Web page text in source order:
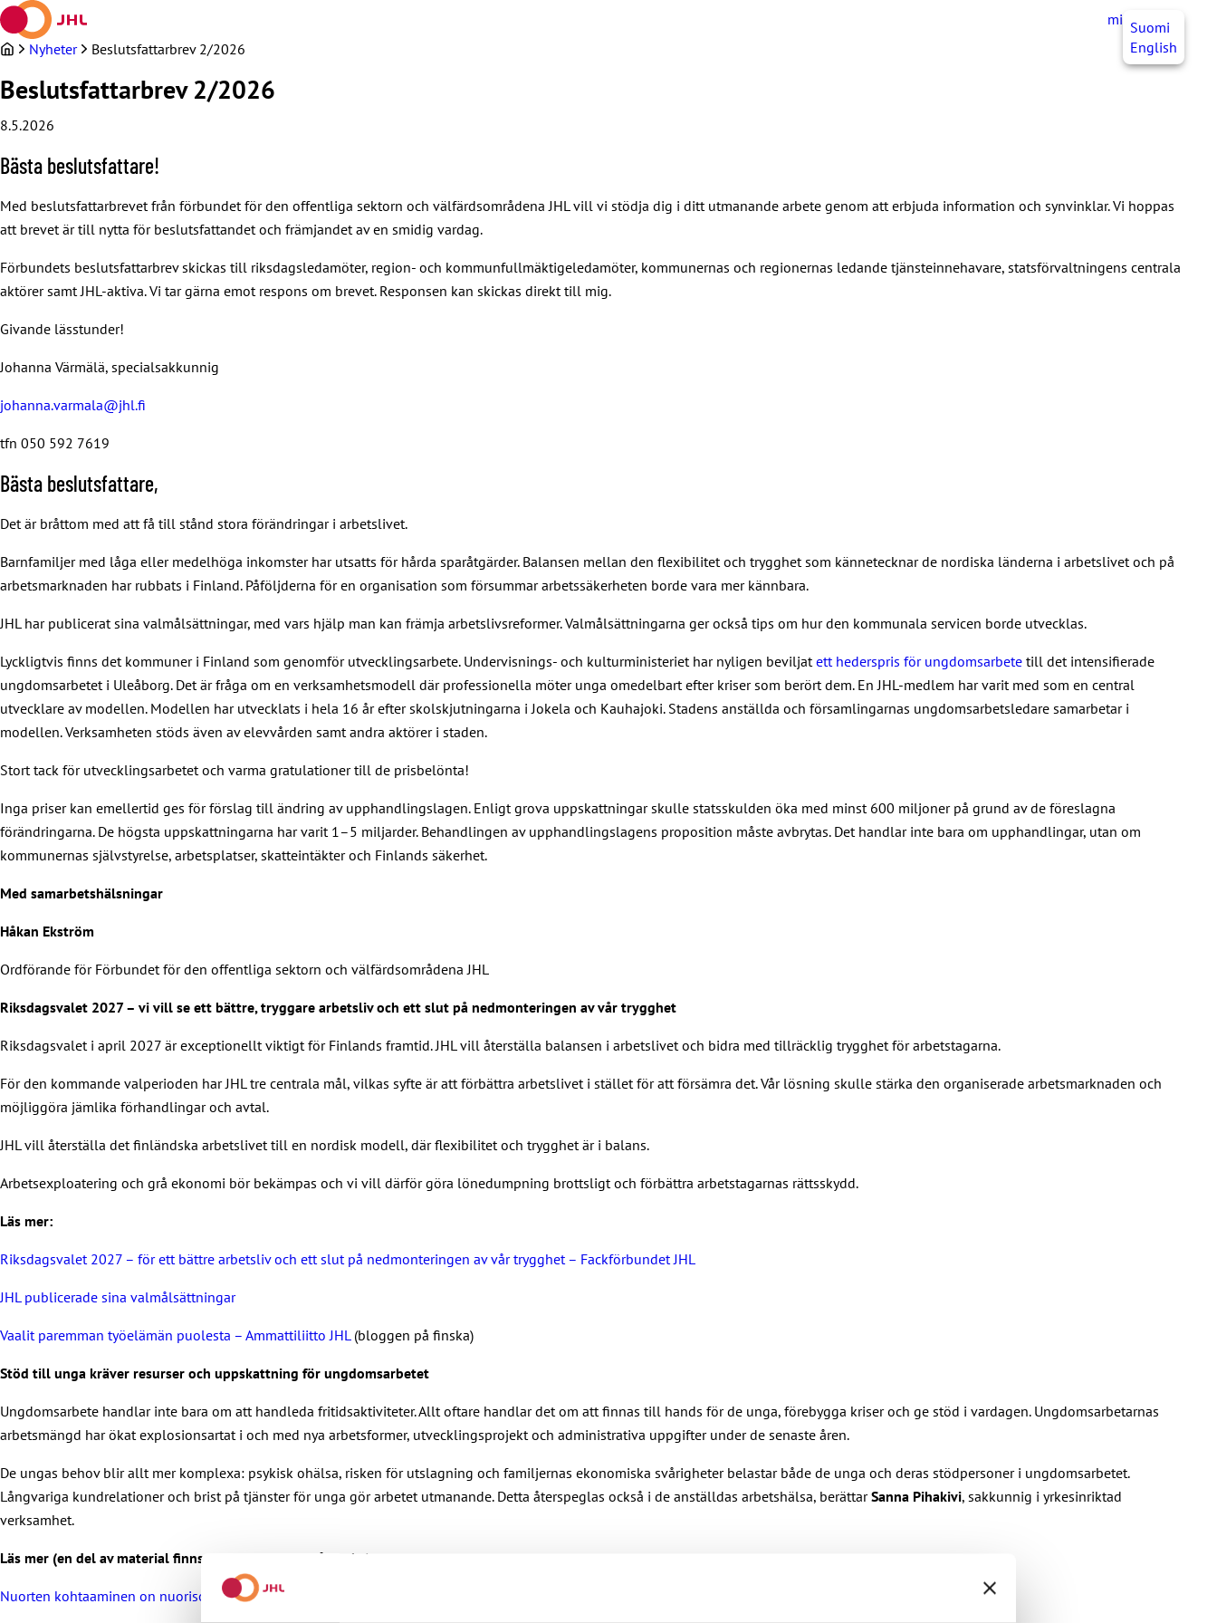
Hoppa
till
innehållet
mittJHL SV
Suomi
English
Nyheter Beslutsfattarbrev 2/2026
Beslutsfattarbrev 2/2026
8.5.2026
Bästa beslutsfattare!
Med beslutsfattarbrevet från förbundet för den offentliga sektorn och välfärdsområdena JHL vill vi stödja dig i ditt utmanande arbete genom att erbjuda information och synvinklar. Vi hoppas
att brevet är till nytta för beslutsfattandet och främjandet av en smidig vardag.
Förbundets beslutsfattarbrev skickas till riksdagsledamöter, region- och kommunfullmäktigeledamöter, kommunernas och regionernas ledande tjänsteinnehavare, statsförvaltningens centrala
aktörer samt JHL-aktiva. Vi tar gärna emot respons om brevet. Responsen kan skickas direkt till mig.
Givande lässtunder!
Johanna Värmälä, specialsakkunnig
johanna.varmala@jhl.fi
tfn 050 592 7619
Bästa beslutsfattare,
Det är bråttom med att få till stånd stora förändringar i arbetslivet.
Barnfamiljer med låga eller medelhöga inkomster har utsatts för hårda sparåtgärder. Balansen mellan den flexibilitet och trygghet som kännetecknar de nordiska länderna i arbetslivet och på
arbetsmarknaden har rubbats i Finland. Påföljderna för en organisation som försummar arbetssäkerheten borde vara mer kännbara.
JHL har publicerat sina valmålsättningar, med vars hjälp man kan främja arbetslivsreformer. Valmålsättningarna ger också tips om hur den kommunala servicen borde utvecklas.
Lyckligtvis finns det kommuner i Finland som genomför utvecklingsarbete. Undervisnings- och kulturministeriet har nyligen beviljat ett hederspris för ungdomsarbete till det intensifierade
ungdomsarbetet i Uleåborg. Det är fråga om en verksamhetsmodell där professionella möter unga omedelbart efter kriser som berört dem. En JHL-medlem har varit med som en central
utvecklare av modellen. Modellen har utvecklats i hela 16 år efter skolskjutningarna i Jokela och Kauhajoki. Stadens anställda och församlingarnas ungdomsarbetsledare samarbetar i
modellen. Verksamheten stöds även av elevvården samt andra aktörer i staden.
Stort tack för utvecklingsarbetet och varma gratulationer till de prisbelönta!
Inga priser kan emellertid ges för förslag till ändring av upphandlingslagen. Enligt grova uppskattningar skulle statsskulden öka med minst 600 miljoner på grund av de föreslagna
förändringarna. De högsta uppskattningarna har varit 1–5 miljarder. Behandlingen av upphandlingslagens proposition måste avbrytas. Det handlar inte bara om upphandlingar, utan om
kommunernas självstyrelse, arbetsplatser, skatteintäkter och Finlands säkerhet.
Med samarbetshälsningar
Håkan Ekström
Ordförande för Förbundet för den offentliga sektorn och välfärdsområdena JHL
Riksdagsvalet 2027 – vi vill se ett bättre, tryggare arbetsliv och ett slut på nedmonteringen av vår trygghet
Riksdagsvalet i april 2027 är exceptionellt viktigt för Finlands framtid. JHL vill återställa balansen i arbetslivet och bidra med tillräcklig trygghet för arbetstagarna.
För den kommande valperioden har JHL tre centrala mål, vilkas syfte är att förbättra arbetslivet i stället för att försämra det. Vår lösning skulle stärka den organiserade arbetsmarknaden och
möjliggöra jämlika förhandlingar och avtal.
JHL vill återställa det finländska arbetslivet till en nordisk modell, där flexibilitet och trygghet är i balans.
Arbetsexploatering och grå ekonomi bör bekämpas och vi vill därför göra lönedumpning brottsligt och förbättra arbetstagarnas rättsskydd.
Läs mer:
Riksdagsvalet 2027 – för ett bättre arbetsliv och ett slut på nedmonteringen av vår trygghet – Fackförbundet JHL
JHL publicerade sina valmålsättningar
Vaalit paremman työelämän puolesta – Ammattiliitto JHL (bloggen på finska)
Stöd till unga kräver resurser och uppskattning för ungdomsarbetet
Ungdomsarbete handlar inte bara om att handleda fritidsaktiviteter. Allt oftare handlar det om att finnas till hands för de unga, förebygga kriser och ge stöd i vardagen. Ungdomsarbetarnas
arbetsmängd har ökat explosionsartat i och med nya arbetsformer, utvecklingsprojekt och administrativa uppgifter under de senaste åren.
De ungas behov blir allt mer komplexa: psykisk ohälsa, risken för utslagning och familjernas ekonomiska svårigheter belastar både de unga och deras stödpersoner i ungdomsarbetet.
Långvariga kundrelationer och brist på tjänster för unga gör arbetet utmanande. Detta återspeglas också i de anställdas arbetshälsa, berättarSanna Pihakivi, sakkunnig i yrkesinriktad
verksamhet.
Läs mer (en del av material finns tills vidare bara på finska):
Nuorten kohtaaminen on nuorisotyön ydin